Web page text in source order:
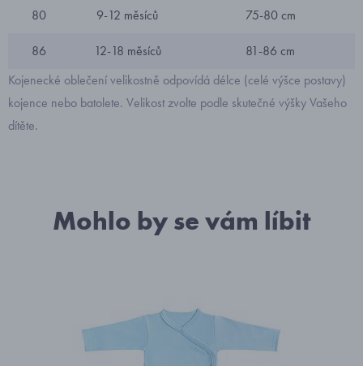
80 9-12 měsíců 75-80 cm
86 12-18 měsíců
81-86 cm
Kojenecké oblečení velikostně odpovídá délce (celé výšce postavy)
kojence nebo batolete. Velikost zvolte podle skutečné výšky Vašeho
dítěte.
Mohlo by se vám líbit